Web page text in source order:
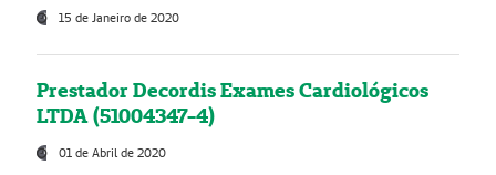
15 de Janeiro de 2020
Prestador Decordis Exames Cardiológicos
LTDA (51004347-4)
01 de Abril de 2020